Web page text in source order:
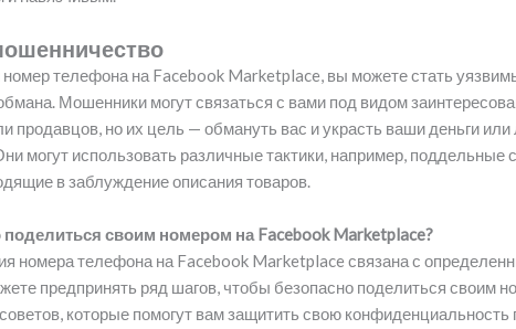
телефона на Facebook Marketplace, вы можете стать
Мошенники могут связаться с вами под видом
продавцов, но их цель — обмануть вас и украсть ваши деньги
могут использовать различные тактики, например, поддельные
в заблуждение описания товаров.
поделиться своим номером на Facebook Marketplace?
номера телефона на Facebook Marketplace связана с
предпринять ряд шагов, чтобы безопасно поделиться своим
которые помогут вам защитить свою конфиденциальность